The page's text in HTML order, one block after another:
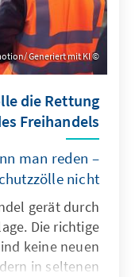
Generiert mit KI
die Rettung
Freihandels?
man reden –
nicht
gerät durch
Die richtige
keine neuen
in seltenen